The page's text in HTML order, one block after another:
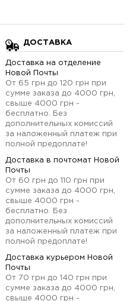
ДОСТАВКА
Доставка на отделение
Новой Почты
От 65 грн до 120 грн при
сумме заказа до 4000 грн,
свыше 4000 грн -
бесплатно. Без
дополнительных комиссий
за наложенный платеж при
полной предоплате!
Доставка в почтомат Новой
Почты
От 60 грн до 110 грн при
сумме заказа до 4000 грн,
свыше 4000 грн -
бесплатно. Без
дополнительных комиссий
за наложенный платеж при
полной предоплате!
Доставка курьером Новой
Почты
От 70 грн до 140 грн при
сумме заказа до 4000 грн,
свыше 4000 грн -